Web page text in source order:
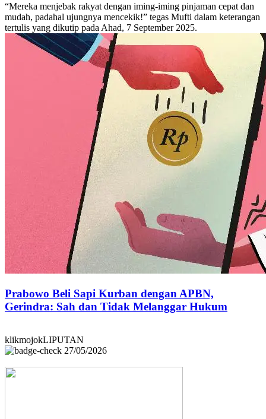
“Mereka menjebak rakyat dengan iming-iming pinjaman cepat dan
mudah, padahal ujungnya mencekik!” tegas Mufti dalam keterangan
tertulis yang dikutip pada Ahad, 7 September 2025.
Prabowo Beli Sapi Kurban dengan APBN,
Gerindra: Sah dan Tidak Melanggar Hukum
klikmojokLIPUTAN
27/05/2026